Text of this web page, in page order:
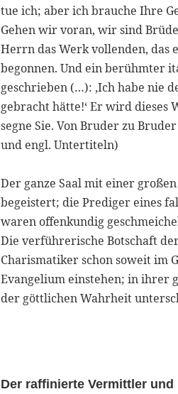
tue ich; aber ich brauche Ihre
Gehen wir voran, wir sind
Herrn das Werk vollenden, das
begonnen. Und ein berühmter
geschrieben (…): ‚Ich habe nie
gebracht hätte!‘ Er wird dieses
segne Sie. Von Bruder zu
und engl. Untertiteln)
Der ganze Saal mit einer
begeistert; die Prediger eines
waren offenkundig
Die verführerische Botschaft
Charismatiker schon soweit im
Evangelium einstehen; in ihrer
der göttlichen Wahrheit
Der raffinierte Vermittler